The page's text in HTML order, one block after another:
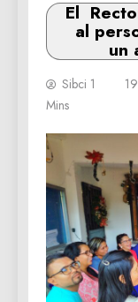
El
al
un
Sibci 1
Mins